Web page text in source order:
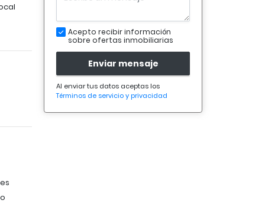
Acepto recibir información
sobre ofertas inmobiliarias
Enviar mensaje
Al enviar tus datos aceptas los
Términos de servicio y privacidad